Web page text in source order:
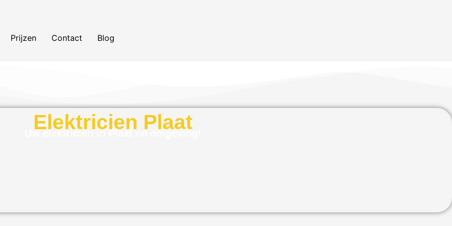
Prijzen Contact Blog
Elektricien Plaat